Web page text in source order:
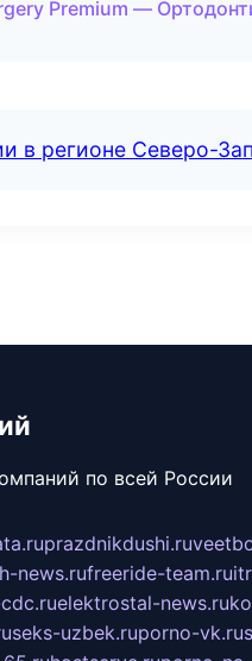
Premium —
в регионе Северо-
по всей России
prazdnikdushi.ru
news.rufreeride-team.ru
elektrostal-news.ru
seks-uzbek.ruporno-vk.ru